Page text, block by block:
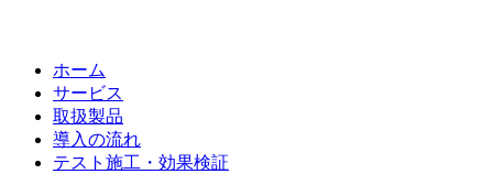
ホーム
サービス
取扱製品
導入の流れ
テスト施工・効果検証